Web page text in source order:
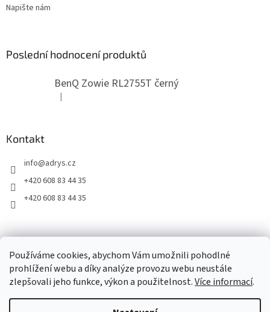
Používáme cookies, abychom Vám umožnili pohodlné
prohlížení webu a díky analýze provozu webu neustále
zlepšovali jeho funkce, výkon a použitelnost.Více informací.
Napište nám
Poslední hodnocení produktů
BenQ Zowie RL2755T černý
Hodnocení produktu je 5 z 5 hvězdiček.
|
Kontakt
info@adrys.cz
+420 608 83 44 35
+420 608 83 44 35